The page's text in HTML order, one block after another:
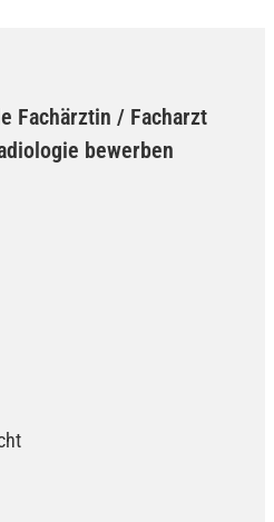
Fachärztin / Facharzt
bewerben